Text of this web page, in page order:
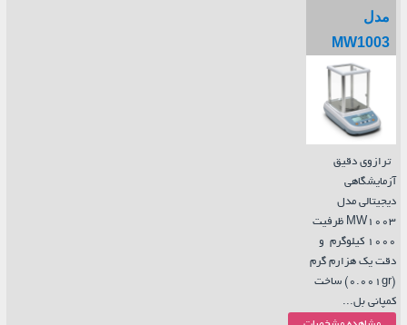
مدل
MW1003
ترازوی دقیق
آزمایشگاهی
دیجیتالی مدل
MW1003 ظرفیت
1000 کیلوگرم و
دقت یک هزارم گرم
(0.001gr) ساخت
کمپانی بل...